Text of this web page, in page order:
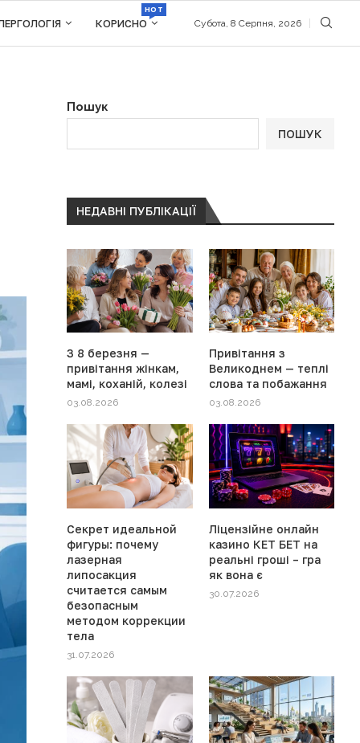
КОРИСНО
HOT
Субота, 8 Серпня, 2026
Пошук
ПОШУК
НЕДАВНІ ПУБЛІКАЦІЇ
З 8 березня —
привітання жінкам,
мамі, коханій, колезі
03.08.2026
Привітання з
Великоднем — теплі
слова та побажання
03.08.2026
Секрет идеальной
фигуры: почему
лазерная
липосакция
считается самым
безопасным
методом коррекции
тела
31.07.2026
Ліцензійне онлайн
казино КЕТ БЕТ на
реальні гроші – гра
як вона є
30.07.2026